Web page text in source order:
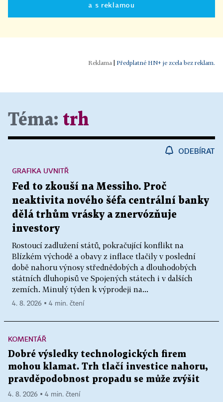
a s reklamou
Předplatné HN+ je zcela bez reklam.
Téma: trh
ODEBÍRAT
Fed to zkouší na Messiho. Proč
neaktivita nového šéfa centrální banky
dělá trhům vrásky a znervózňuje
investory
Rostoucí zadlužení států, pokračující konflikt na
Blízkém východě a obavy z inflace tlačily v poslední
době nahoru výnosy střednědobých a dlouhodobých
státních dluhopisů ve Spojených státech i v dalších
zemích. Minulý týden k výprodeji na...
GRAFIKA UVNITŘ
4. 8. 2026 ▪ 4 min. čtení
KOMENTÁŘ
Dobré výsledky technologických firem
mohou klamat. Trh tlačí investice nahoru,
pravděpodobnost propadu se může zvýšit
4. 8. 2026 ▪ 4 min. čtení